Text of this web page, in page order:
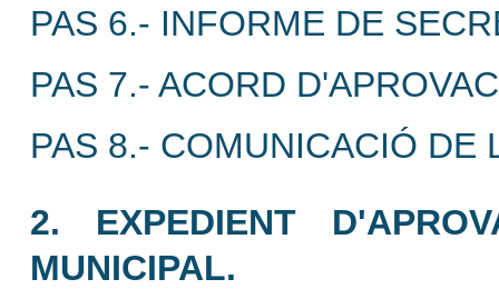
PAS 6.- INFORME DE
PAS 7.- ACORD
PAS 8.- COMUNICACIÓ DE
2. EXPEDIENT
MUNICIPAL.